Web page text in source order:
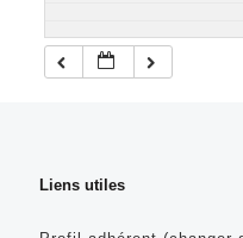
Liens utiles